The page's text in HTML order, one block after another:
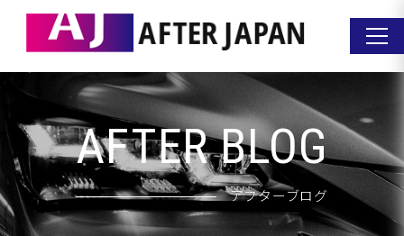
AFTER BLOG
アフターブログ